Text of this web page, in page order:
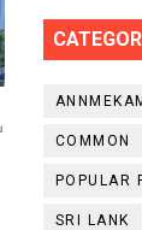
COMMON
POPULAR
SRI LANK